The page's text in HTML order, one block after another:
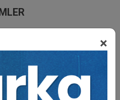
×
Sadece 5490 TL / Yıllık